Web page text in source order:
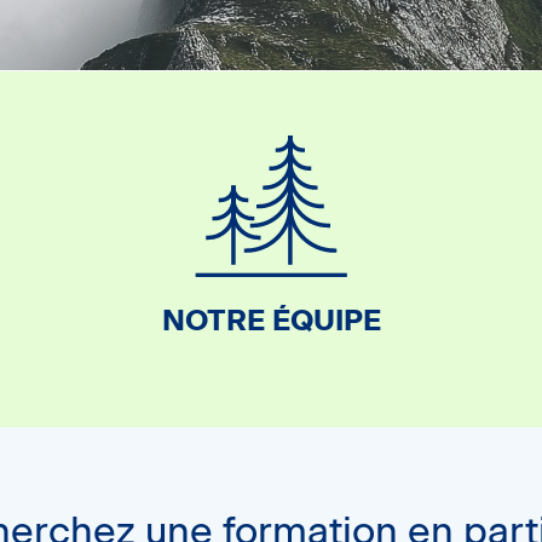
NOTRE ÉQUIPE
une formation en